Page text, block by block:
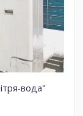
вода"